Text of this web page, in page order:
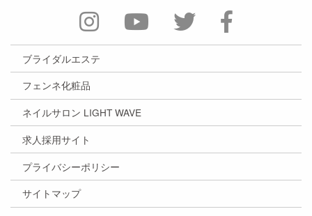
ブライダルエステ
フェンネ化粧品
ネイルサロン LIGHT WAVE
求人採用サイト
プライバシーポリシー
サイトマップ